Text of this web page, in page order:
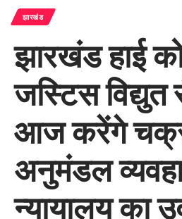
झारखंड
झारखंड हाई
जस्टिस विद्युत
आज करेंगे
अनुमंडल
न्यायालय का